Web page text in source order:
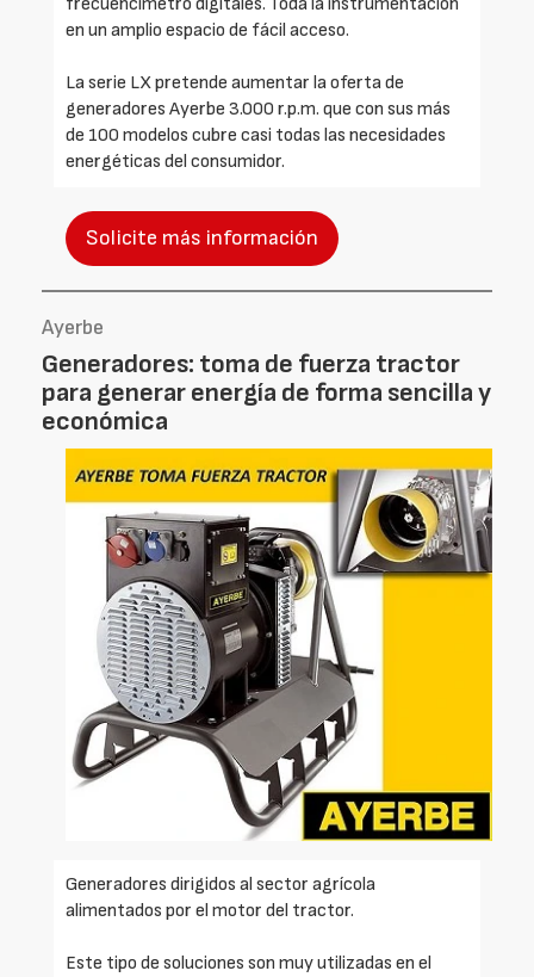
en un amplio espacio de fácil acceso.
La serie LX pretende aumentar la oferta de
generadores Ayerbe 3.000 r.p.m. que con sus más
de 100 modelos cubre casi todas las necesidades
energéticas del consumidor.
Solicite más información
Ayerbe
Generadores: toma de fuerza tractor
para generar energía de forma sencilla y
económica
Generadores dirigidos al sector agrícola
alimentados por el motor del tractor.
Este tipo de soluciones son muy utilizadas en el